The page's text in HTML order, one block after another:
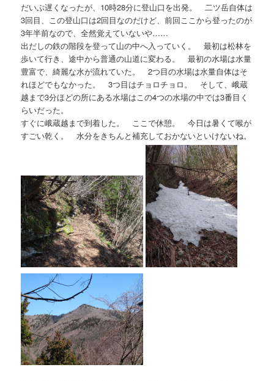
だいぶ遅くなったが、10時28分に登山口を出発。 二ツ岳自体は
3回目、この登山口は2回目なのだけど、前回ここから登ったのが
3年半前なので、全然覚えていないや……
出だしの鉄の階段を登って山の中へ入っていく。 最初は松林を
歩いて行き、途中から普通の山道に変わる。 最初の水場は水量
豊富で、綺麗な水が流れていた。 2つ目の水場は水量自体はそ
れほどでもなかった。 3つ目はチョロチョロ。 そして、峨蔵
越まで3分ほどの所にある水場はこの4つの水場の中では3番目く
らいだった。
すぐに峨蔵越まで到着した。 ここで休憩。 今日は暑くて喉が
すごい乾く。 水分をきちんと補充しておかないといけないね。